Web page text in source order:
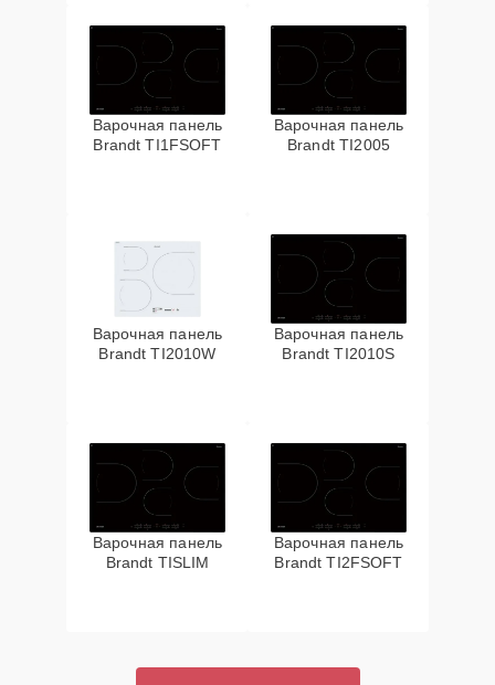
Варочная панель
Brandt TI1FSOFT
Варочная панель
Brandt TI2005
Варочная панель
Brandt TI2010W
Варочная панель
Brandt TI2010S
Варочная панель
Brandt TISLIM
Варочная панель
Brandt TI2FSOFT